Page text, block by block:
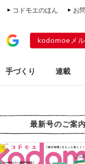
コドモエのほん お
kodomoeメ
手づくり 連載
最新号のご案内